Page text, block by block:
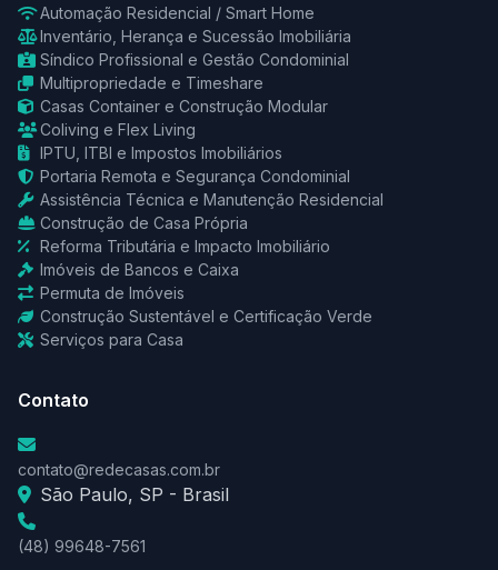
Automação Residencial / Smart Home
Inventário, Herança e Sucessão Imobiliária
Síndico Profissional e Gestão Condominial
Multipropriedade e Timeshare
Casas Container e Construção Modular
Coliving e Flex Living
IPTU, ITBI e Impostos Imobiliários
Portaria Remota e Segurança Condominial
Assistência Técnica e Manutenção Residencial
Construção de Casa Própria
Reforma Tributária e Impacto Imobiliário
Imóveis de Bancos e Caixa
Permuta de Imóveis
Construção Sustentável e Certificação Verde
Serviços para Casa
Contato
contato@redecasas.com.br
São Paulo, SP - Brasil
(48) 99648-7561